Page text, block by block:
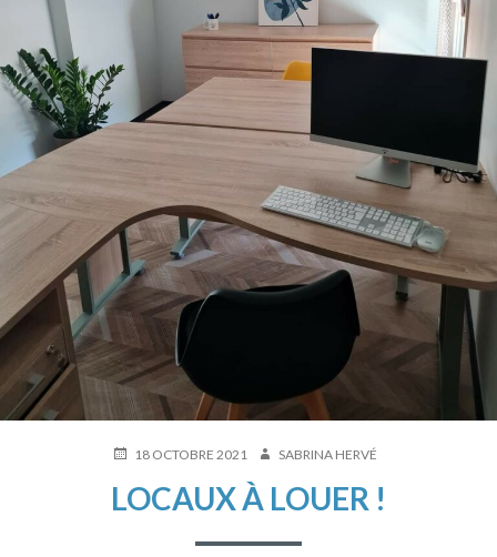
PUBLIÉ18 OCTOBRE 2021 AUTEUR
SABRINA HERVÉ
LOCAUX À LOUER !